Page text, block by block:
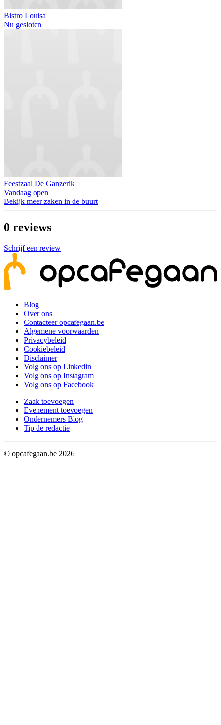
Bistro Louisa
Nu gesloten
Feestzaal De Ganzerik
Vandaag open
Bekijk meer zaken in de buurt
0 reviews
Schrijf een review
Blog
Over ons
Contacteer opcafegaan.be
Algemene voorwaarden
Privacybeleid
Cookiebeleid
Disclaimer
Volg ons op Linkedin
Volg ons op Instagram
Volg ons op Facebook
Zaak toevoegen
Evenement toevoegen
Ondernemers Blog
Tip de redactie
© opcafegaan.be 2026